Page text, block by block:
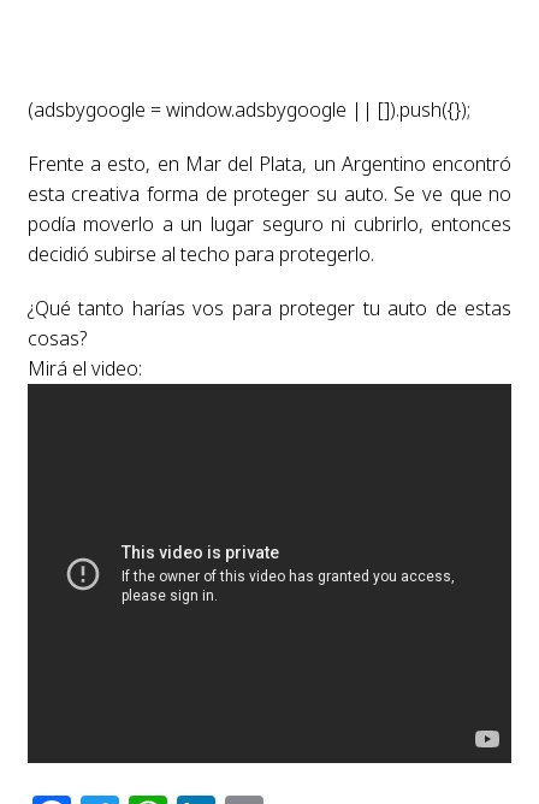
(adsbygoogle = window.adsbygoogle || []).push({});
Frente a esto, en Mar del Plata, un Argentino encontró
esta creativa forma de proteger su auto. Se ve que no
podía moverlo a un lugar seguro ni cubrirlo, entonces
decidió subirse al techo para protegerlo.
¿Qué tanto harías vos para proteger tu auto de estas
cosas?
Mirá el video: